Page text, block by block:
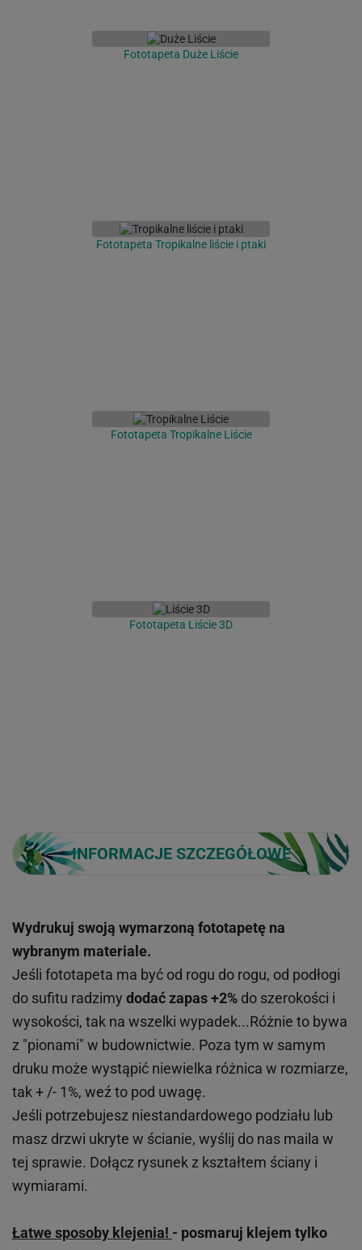
Fototapeta Duże Liście
Fototapeta Tropikalne liście i ptaki
Fototapeta Tropikalne Liście
Fototapeta Liście 3D
INFORMACJE SZCZEGÓŁOWE
Wydrukuj swoją wymarzoną fototapetę na
wybranym materiale.
Jeśli fototapeta ma być od rogu do rogu, od podłogi
do sufitu radzimy dodać zapas +2% do szerokości i
wysokości, tak na wszelki wypadek...Różnie to bywa
z "pionami" w budownictwie. Poza tym w samym
druku może wystąpić niewielka różnica w rozmiarze,
tak + /- 1%, weź to pod uwagę.
Jeśli potrzebujesz niestandardowego podziału lub
masz drzwi ukryte w ścianie, wyślij do nas maila w
tej sprawie. Dołącz rysunek z kształtem ściany i
wymiarami.
Łatwe sposoby klejenia! - posmaruj klejem tylko